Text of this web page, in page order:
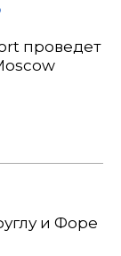
проведет
и Форе